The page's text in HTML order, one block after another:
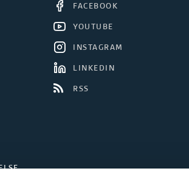
FACEBOOK
YOUTUBE
INSTAGRAM
LINKEDIN
RSS